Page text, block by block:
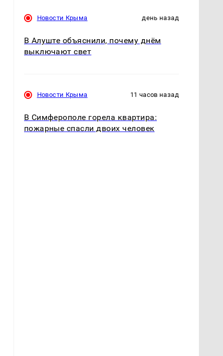
Новости Крыма день назад
В Алуште объяснили, почему днём
выключают свет
Новости Крыма 11 часов назад
В Симферополе горела квартира:
пожарные спасли двоих человек